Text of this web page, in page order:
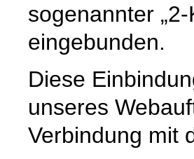
sogenannter
eingebunden.
Diese
unseres
Verbindung mit